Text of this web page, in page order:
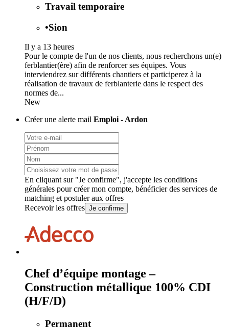
Travail temporaire
•Sion
Il y a 13 heures
Pour le compte de l'un de nos clients, nous recherchons un(e)
ferblantier(ère) afin de renforcer ses équipes. Vous
interviendrez sur différents chantiers et participerez à la
réalisation de travaux de ferblanterie dans le respect des
normes de...
New
Créer une alerte mail Emploi - Ardon
En cliquant sur "Je confirme", j'accepte les conditions
générales pour créer mon compte, bénéficier des services de
matching et postuler aux offres
Recevoir les offres Je confirme
Chef d’équipe montage –
Construction métallique 100% CDI
(H/F/D)
Permanent